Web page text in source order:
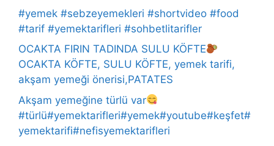
#yemek #sebzeyemekleri #shortvideo #food
#tarif #yemektarifleri #sohbetlitarifler
OCAKTA FIRIN TADINDA SULU KÖFTE
OCAKTA KÖFTE, SULU KÖFTE, yemek tarifi,
akşam yemeği önerisi,PATATES
Akşam yemeğine türlü var
#türlü#yemektarifleri#yemek#youtube#keşfet#
yemektarifi#nefisyemektarifleri